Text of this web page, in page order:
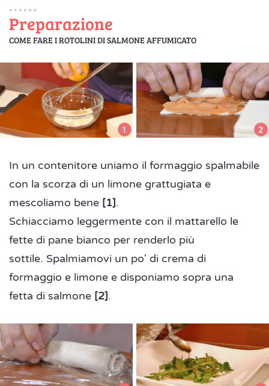
Preparazione
COME FARE I ROTOLINI DI SALMONE AFFUMICATO
In un contenitore uniamo il formaggio spalmabile
con la scorza di un limone grattugiata e
mescoliamo bene [1].
Schiacciamo leggermente con il mattarello le
fette di pane bianco per renderlo più
sottile. Spalmiamovi un po' di crema di
formaggio e limone e disponiamo sopra una
fetta di salmone [2].